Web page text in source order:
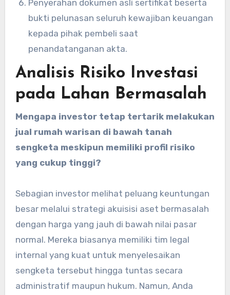
Penyerahan dokumen asli sertifikat beserta
bukti pelunasan seluruh kewajiban keuangan
kepada pihak pembeli saat
penandatanganan akta.
Analisis Risiko Investasi
pada Lahan Bermasalah
Mengapa investor tetap tertarik melakukan
jual rumah warisan di bawah tanah
sengketa meskipun memiliki profil risiko
yang cukup tinggi?
Sebagian investor melihat peluang keuntungan
besar melalui strategi akuisisi aset bermasalah
dengan harga yang jauh di bawah nilai pasar
normal. Mereka biasanya memiliki tim legal
internal yang kuat untuk menyelesaikan
sengketa tersebut hingga tuntas secara
administratif maupun hukum. Namun, Anda